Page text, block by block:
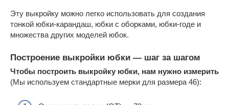
Эту выкройку можно легко использовать для создания
тонкой юбки-карандаш, юбки с оборками, юбки-годе и
множества других моделей юбок.
Построение выкройки юбки — шаг за шагом
Чтобы построить выкройку юбки, нам нужно измерить
(Мы используем стандартные мерки для размера 46):